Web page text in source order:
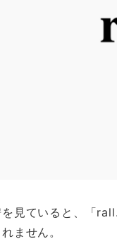
を見ていると、「
ません。